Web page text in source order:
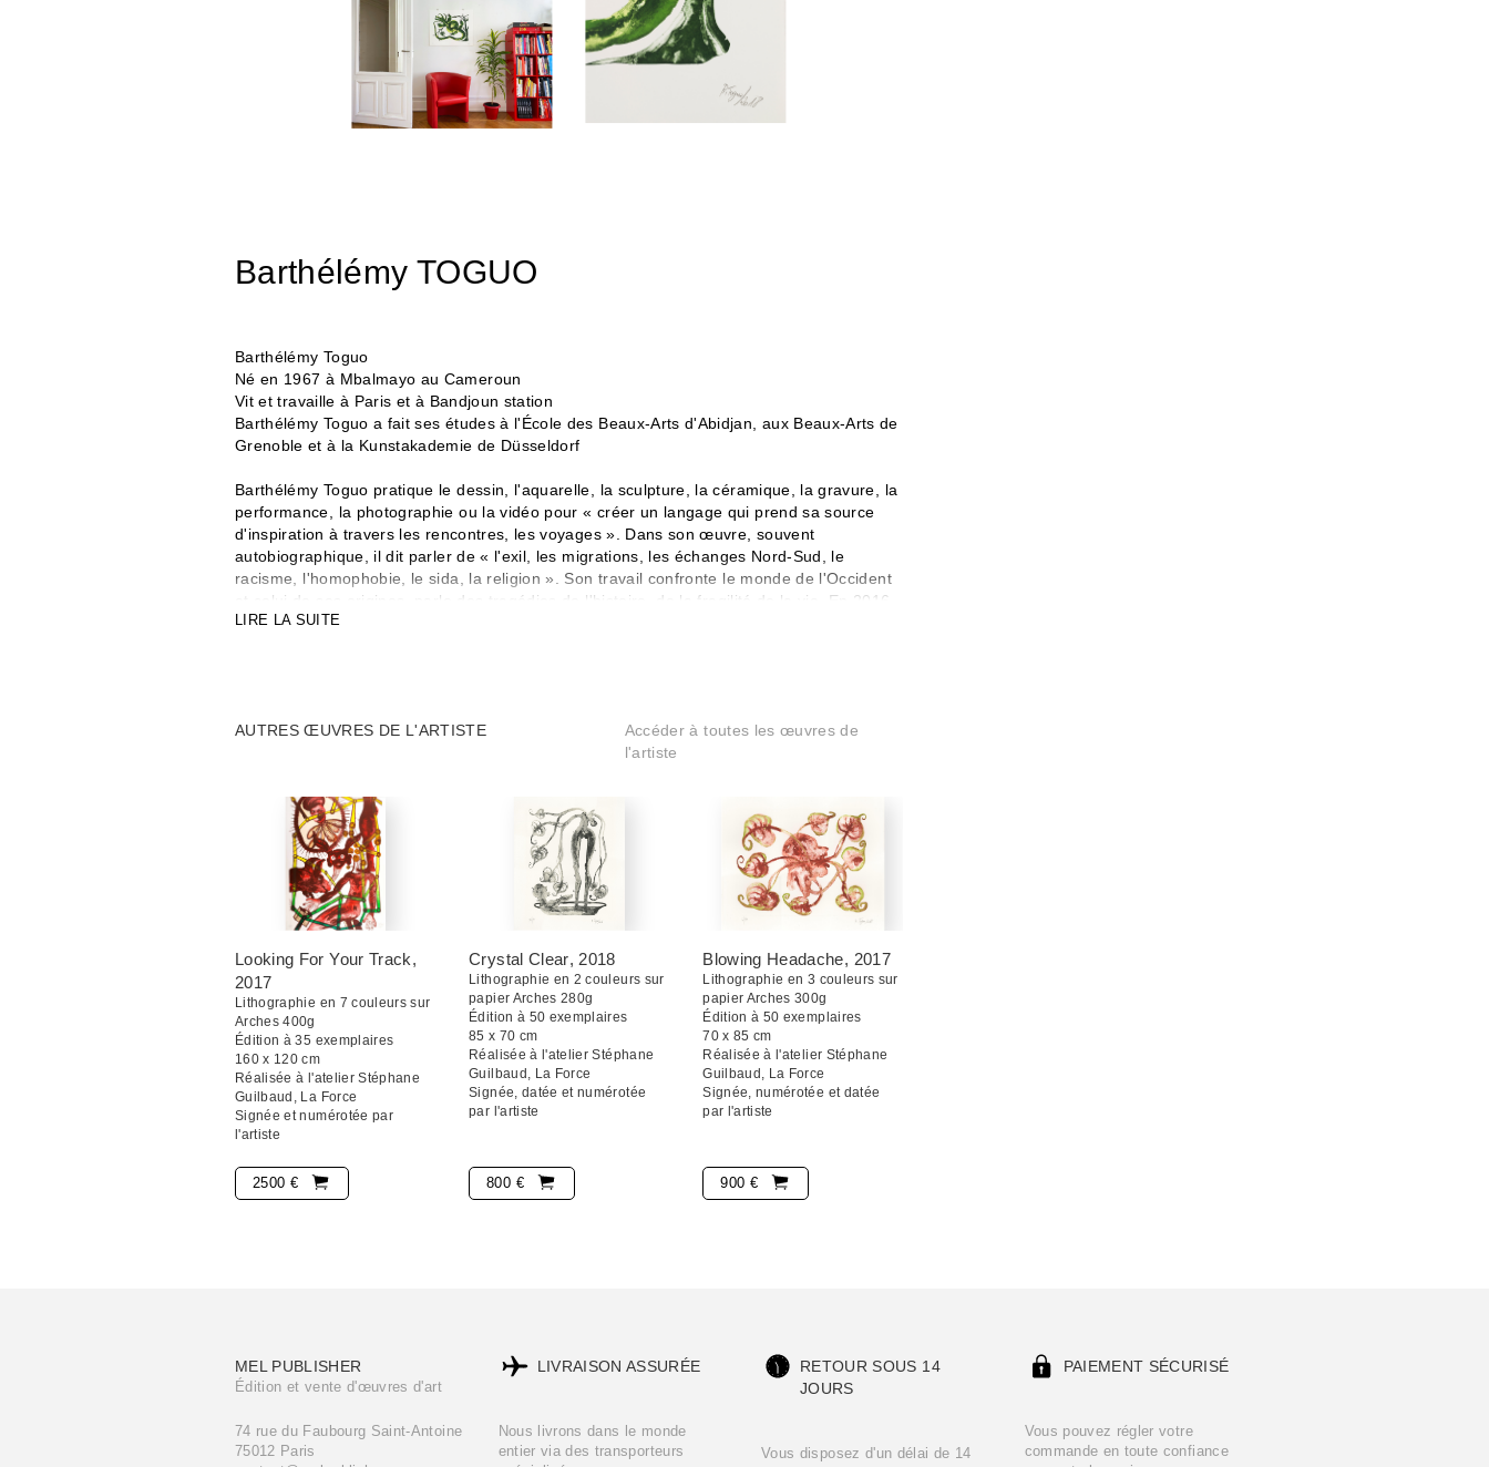
Barthélémy TOGUO
Barthélémy Toguo
Né en 1967 à Mbalmayo au Cameroun
Vit et travaille à Paris et à Bandjoun station
Barthélémy Toguo a fait ses études à l'École des Beaux-Arts d'Abidjan, aux Beaux-Arts de
Grenoble et à la Kunstakademie de Düsseldorf
Barthélémy Toguo pratique le dessin, l'aquarelle, la sculpture, la céramique, la gravure, la
performance, la photographie ou la vidéo pour « créer un langage qui prend sa source
d'inspiration à travers les rencontres, les voyages ». Dans son œuvre, souvent
autobiographique, il dit parler de « l'exil, les migrations, les échanges Nord-Sud, le
racisme, l'homophobie, le sida, la religion ». Son travail confronte le monde de l'Occident
et celui de ses origines, parle des tragédies de l'histoire, de la fragilité de la vie. En 2016,
il est nominé pour le Prix Marcel Duchamp. En 2017, il a réalisé la fresque Célébrations,
des expositions à l'international, notamment à la Biennale de Venise, au Parrish art
museum de New York, au musée du Quai Branly ou à la Biennale de Sydney.
Barthélémy Toguo a dit : « Je suis un artiste témoin du monde qui m'entoure et dans
lequel je circule, car je voyage beaucoup. Donc je vois, et je restitue la mémoire des gens
oubliés, de la nature que je célèbre dans mes créations. »
LIRE LA SUITE
AUTRES ŒUVRES DE L'ARTISTE
Accéder à toutes les œuvres de
l'artiste
Looking For Your Track,
2017
Lithographie en 7 couleurs sur
Arches 400g
Édition à 35 exemplaires
160 x 120 cm
Réalisée à l'atelier Stéphane
Guilbaud, La Force
Signée et numérotée par
l'artiste
2500 €
Crystal Clear, 2018
Lithographie en 2 couleurs sur
papier Arches 280g
Édition à 50 exemplaires
85 x 70 cm
Réalisée à l'atelier Stéphane
Guilbaud, La Force
Signée, datée et numérotée
par l'artiste
800 €
Blowing Headache, 2017
Lithographie en 3 couleurs sur
papier Arches 300g
Édition à 50 exemplaires
70 x 85 cm
Réalisée à l'atelier Stéphane
Guilbaud, La Force
Signée, numérotée et datée
par l'artiste
900 €
MEL PUBLISHER
Édition et vente d'œuvres d'art
74 rue du Faubourg Saint-Antoine
75012 Paris
LIVRAISON ASSURÉE
Nous livrons dans le monde
entier via des transporteurs
RETOUR SOUS 14
JOURS
Vous disposez d'un délai de 14
PAIEMENT SÉCURISÉ
Vous pouvez régler votre
commande en toute confiance